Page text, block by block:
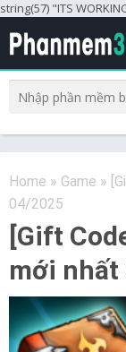
string(57) "ITS
Home » Game »
04/2025
[Gift
mới nhất